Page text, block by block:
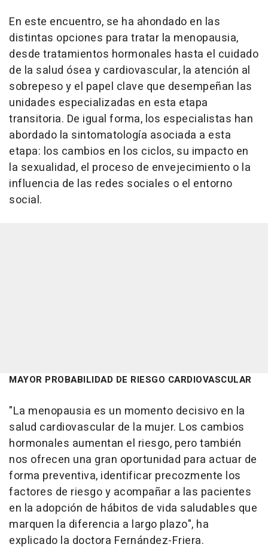
En este encuentro, se ha ahondado en las
distintas opciones para tratar la menopausia,
desde tratamientos hormonales hasta el cuidado
de la salud ósea y cardiovascular, la atención al
sobrepeso y el papel clave que desempeñan las
unidades especializadas en esta etapa
transitoria. De igual forma, los especialistas han
abordado la sintomatología asociada a esta
etapa: los cambios en los ciclos, su impacto en
la sexualidad, el proceso de envejecimiento o la
influencia de las redes sociales o el entorno
social.
MAYOR PROBABILIDAD DE RIESGO CARDIOVASCULAR
"La menopausia es un momento decisivo en la
salud cardiovascular de la mujer. Los cambios
hormonales aumentan el riesgo, pero también
nos ofrecen una gran oportunidad para actuar de
forma preventiva, identificar precozmente los
factores de riesgo y acompañar a las pacientes
en la adopción de hábitos de vida saludables que
marquen la diferencia a largo plazo", ha
explicado la doctora Fernández-Friera.